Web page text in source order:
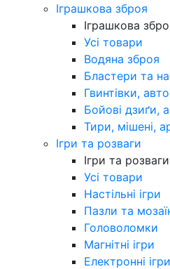
Іграшкова зброя
Іграшкова
Усі товари
Водяна зброя
Бластери та
Гвинтівки,
Бойові дзиґи,
Тири, мішені,
Ігри та розваги
Ігри та розваги
Усі товари
Настільні ігри
Пазли та
Головоломки
Магнітні ігри
Електронні ігри